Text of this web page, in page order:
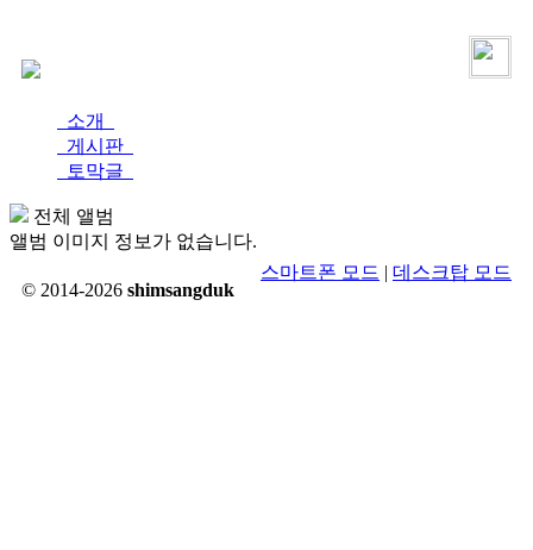
소개
게시판
토막글
전체 앨범
앨범 이미지 정보가 없습니다.
© 2014-2026 shimsangduk
스마트폰 모드 | 데스크탑 모드